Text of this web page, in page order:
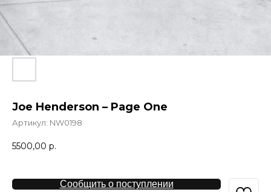
Joe Henderson – Page One
Артикул: NW0198
5500,00 р.
Сообщить о поступлении